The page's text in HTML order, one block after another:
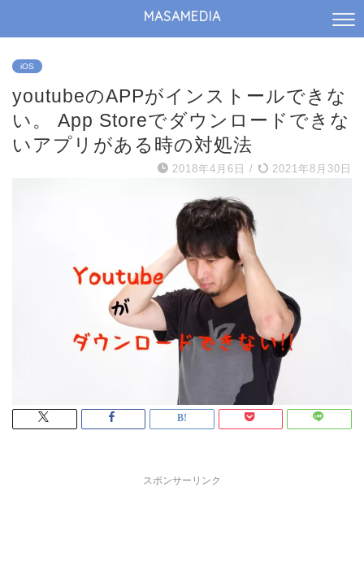
MASAMEDIA
iOS
youtubeのAPPがインストールできな
い。 App Storeでダウンロードできな
いアプリがある時の対処法
2018年4月6日 / 2021年8月30日
スポンサーリンク